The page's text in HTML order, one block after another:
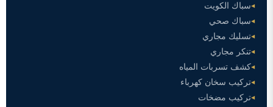
سباك الكويت
سباك صحي
تسليك مجاري
تنكر مجاري
كشف تسربات المياه
تركيب سخان كهرباء
تركيب مضخات